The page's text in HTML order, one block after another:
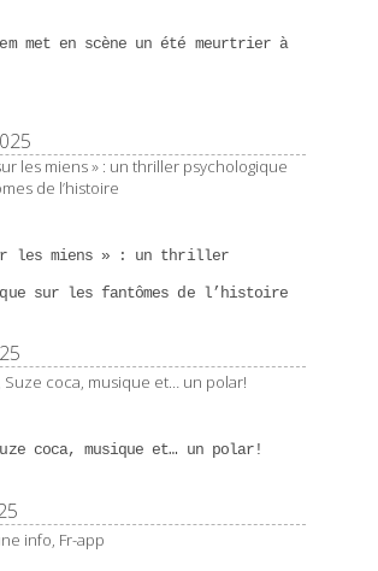
met en scène un été meurtrier à
les miens » : un thriller
sur les fantômes de l’histoire
coca, musique et… un polar!